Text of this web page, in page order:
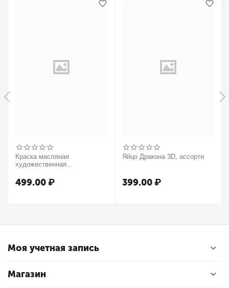
Краска масляная
художественная
37мл, туба, оранжевый
499.00₽
Яйцо Дракона 3D, ассорти
399.00₽
Моя учетная запись
Магазин